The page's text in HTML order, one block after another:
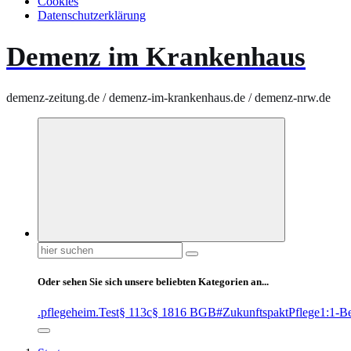
Datenschutzerklärung
Demenz im Krankenhaus
demenz-zeitung.de / demenz-im-krankenhaus.de / demenz-nrw.de
Suchen
nach:
Oder sehen Sie sich unsere beliebten Kategorien an...
.pflegeheim.Test§ 113c§ 1816 BGB#ZukunftspaktPflege1:1-